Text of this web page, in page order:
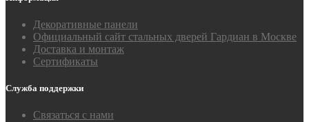
Декоративные панели
Официальный сайт стальных дверей Гардиан в Москве
Доставка и монтаж
Сертификаты
Служба поддержки
Связаться с нами